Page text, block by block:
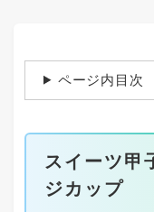
ページ内目次
スイーツ甲
ジカップ